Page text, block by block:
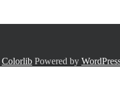
Colorlib Powered by